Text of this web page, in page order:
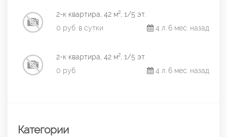
2-к квартира, 42 м², 1/5 эт.
0 руб. в сутки
4 л. 6 мес. назад
2-к квартира, 42 м², 1/5 эт.
0 руб.
4 л. 6 мес. назад
Категории